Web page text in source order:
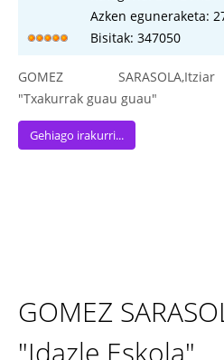
Azken eguneraketa:
Bisitak: 347050
GOMEZ SARASOLA,Itziar
"Txakurrak guau guau"
Gehiago irakurri...
GOMEZ
"Idazle Eskola"